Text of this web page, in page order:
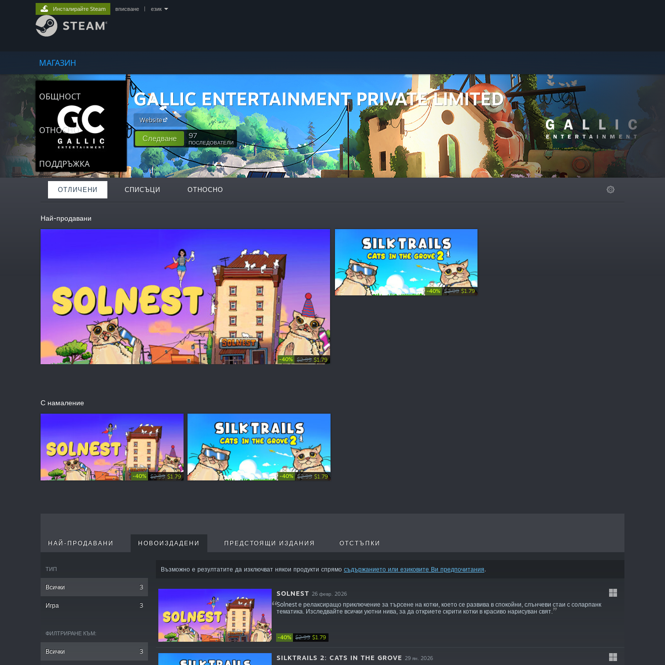
МАГАЗИН
ОБЩНОСТ
ОТНОСНО
ПОДДРЪЖКА
Инсталирайте Steam вписване език
GALLIC ENTERTAINMENT PRIVATE LIMITED
Website
Следване 97
ПОСЛЕДОВАТЕЛИ
ОТЛИЧЕНИ СПИСЪЦИ ОТНОСНО
Най-продавани
-40% $2.99 $1.79
-40% $2.99 $1.79
С намаление
-40% $2.99 $1.79 -40% $2.99 $1.79
НАЙ-ПРОДАВАНИ НОВОИЗДАДЕНИ ПРЕДСТОЯЩИ ИЗДАНИЯ ОТСТЪПКИ
ТИП
Всички 3
Игра 3
ФИЛТРИРАНЕ КЪМ:
Всички 3
Възможно е резултатите да изключват някои продукти спрямо съдържанието или езиковите Ви предпочитания.
-40% $2.99 $1.79
SOLNEST 26 февр. 2026
Solnest е релаксиращо приключение за търсене на котки, което се развива в спокойни, слънчеви стаи с соларпанк
тематика. Изследвайте всички уютни нива, за да откриете скрити котки в красиво нарисуван свят.
SILKTRAILS 2: CATS IN THE GROVE 29 ян. 2026